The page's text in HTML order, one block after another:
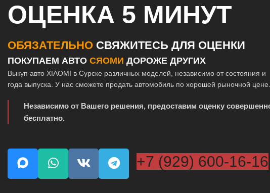
ОЦЕНКА 5 МИНУТ
ОБЯЗАТЕЛЬНО СВЯЖИТЕСЬ ДЛЯ ОЦЕНКИ
ПОКУПАЕМ АВТО СЯОМИ ДОРОЖЕ ДРУГИХ
Выкуп авто XIAOMI в Сурске различных моделей, независимо от состояния и
года выпуска. У нас сможете продать автомобиль по хорошей рыночной цене.
Независимо от Вашего решения, предоставим оценку
бесплатно.
+7 (929) 600-16-16